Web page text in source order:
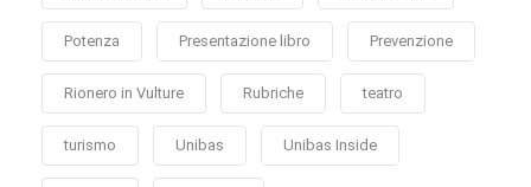
Potenza Presentazione libro Prevenzione
Rionero in Vulture Rubriche teatro
turismo Unibas Unibas Inside